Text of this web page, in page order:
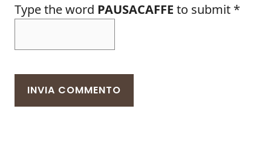
Type the word PAUSACAFFE to submit *